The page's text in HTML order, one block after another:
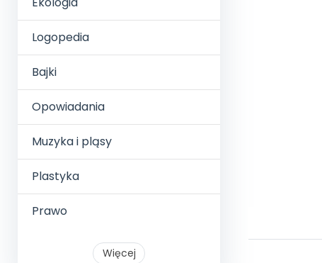
Logopedia
Bajki
Opowiadania
Muzyka i pląsy
Plastyka
Prawo
Więcej